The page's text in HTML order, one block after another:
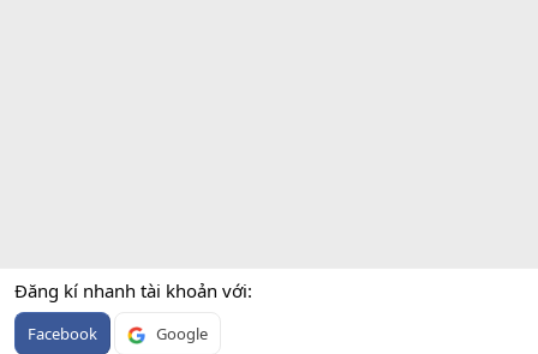
Đăng kí nhanh tài khoản với
Facebook Google